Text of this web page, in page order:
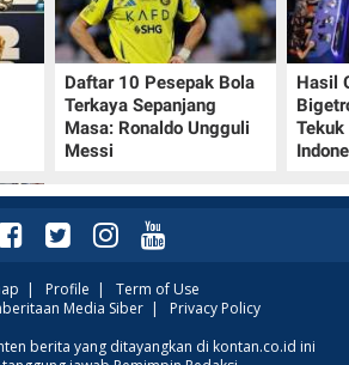
Daftar 10 Pesepak Bola
Terkaya Sepanjang
Masa: Ronaldo Ungguli
Messi
Hasil
| Profile | Term of Use
Media Siber| Privacy Policy
berita yang ditayangkan di kontan.co.id ini